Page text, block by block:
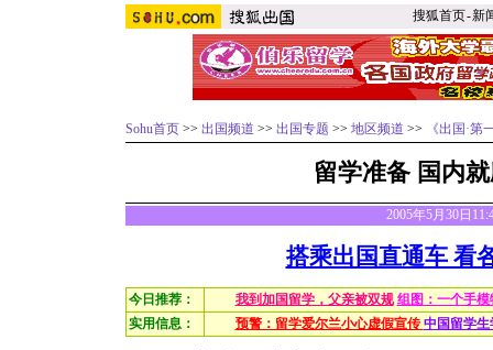
搜狐首页-新
Sohu首页 >> 出国频道 >> 出国专题 >> 地区频道 >> 《出国·第
留学准备 国内
2005年5月30日
搭乘出国直通车 看
今日推荐： 我到加国留学，父亲被双规 组图：一个手
实用信息：
预警：留学爱尔兰小心虚假宣传 中国留学